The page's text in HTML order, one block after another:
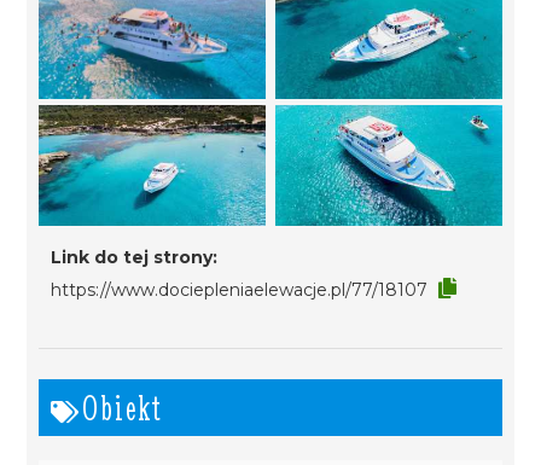
Link do tej strony:
https://www.dociepleniaelewacje.pl/77/18107
Obiekt